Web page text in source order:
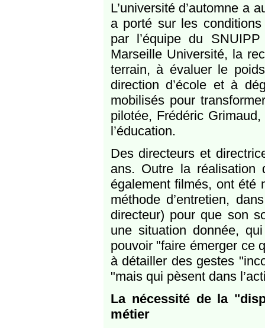
L’université d’automne a
a porté sur les conditions
par l’équipe du
Marseille Université, la
terrain, à évaluer le
direction d’école et à
mobilisés pour
pilotée, Frédéric
l’éducation.
Des directeurs et
ans. Outre la réalisation
également filmés, ont été
méthode d’entretien,
directeur) pour que son
une situation donnée,
pouvoir "faire émerger ce
à détailler des gestes
"mais qui pèsent dans
La nécessité de la
métier